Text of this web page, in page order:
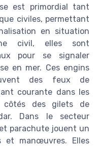
est primordial tant
civiles, permettant
en situation
civil, elles sont
pour se signaler
en mer. Ces engins
des feux de
courante dans les
des gilets de
Dans le secteur
parachute jouent un
et manœuvres. Elles